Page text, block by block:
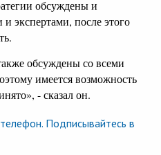
обсуждены и
экспертами, после этого
обсуждены со всеми
имеется возможность
- сказал он.
Подписывайтесь в